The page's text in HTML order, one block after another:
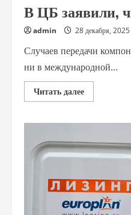
В ЦБ заявили,
admin 28 декабря, 2025
Случаев передачи
ни в международной...
Читать далееПрочитать
больше
ЦБ
что
о
сроках
говорить
сложно